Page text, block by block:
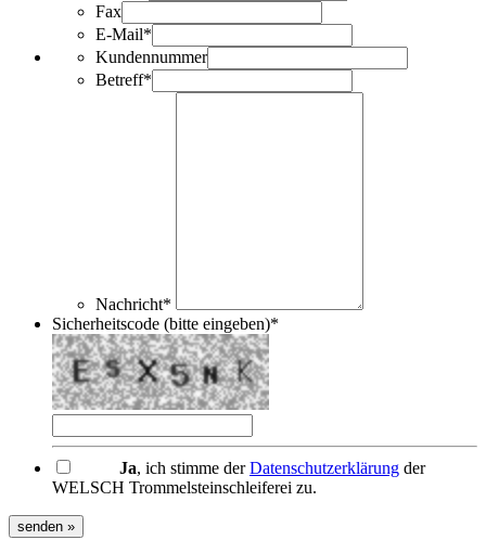
Fax
E-Mail*
Kundennummer
Betreff*
Nachricht*
Sicherheitscode (bitte eingeben)*
Ja, ich stimme derDatenschutzerklärung der
WELSCH Trommelsteinschleiferei zu.
senden »